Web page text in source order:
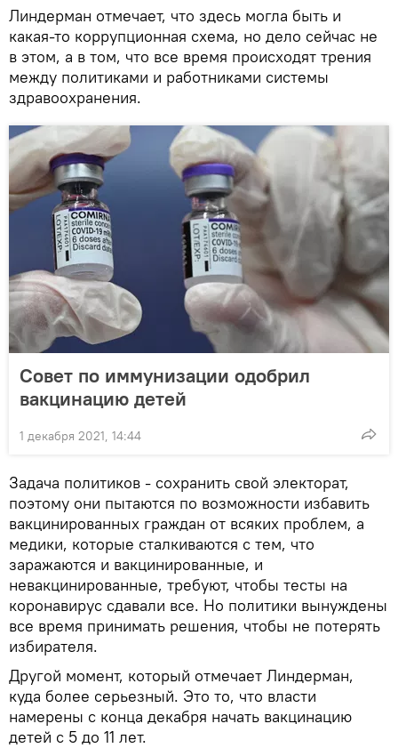
Линдерман отмечает, что здесь могла быть и
какая-то коррупционная схема, но дело сейчас не
в этом, а в том, что все время происходят трения
между политиками и работниками системы
здравоохранения.
Совет по иммунизации одобрил
вакцинацию детей
1 декабря 2021, 14:44
Задача политиков - сохранить свой электорат,
поэтому они пытаются по возможности избавить
вакцинированных граждан от всяких проблем, а
медики, которые сталкиваются с тем, что
заражаются и вакцинированные, и
невакцинированные, требуют, чтобы тесты на
коронавирус сдавали все. Но политики вынуждены
все время принимать решения, чтобы не потерять
избирателя.
Другой момент, который отмечает Линдерман,
куда более серьезный. Это то, что власти
намерены с конца декабря начать вакцинацию
детей с 5 до 11 лет.